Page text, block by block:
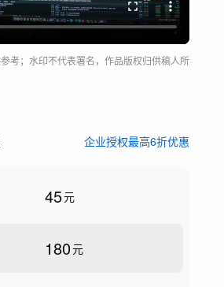
考；水印不代表署名，作品版权归供稿人所
企业授权最高6折优惠
45元
180元